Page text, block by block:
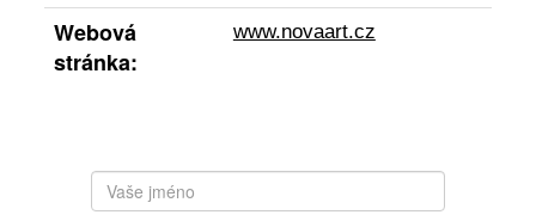
Webová
stránka:
www.novaart.cz